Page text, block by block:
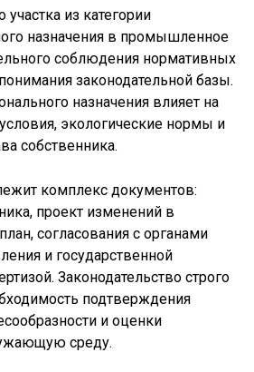
из категории
назначения в промышленное
соблюдения нормативных
законодательной базы.
назначения влияет на
экологические нормы и
собственника.
комплекс документов:
проект изменений в
согласования с органами
и государственной
Законодательство строго
подтверждения
и оценки
среду.